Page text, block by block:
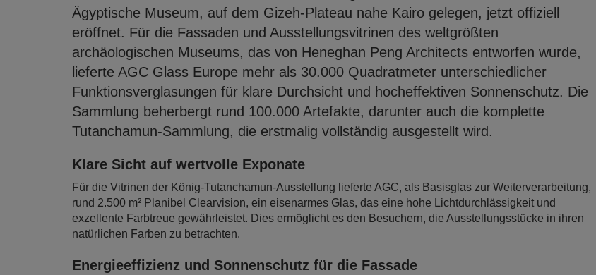
Ägyptische Museum, auf dem Gizeh-Plateau nahe Kairo gelegen, jetzt offiziell
eröffnet. Für die Fassaden und Ausstellungsvitrinen des weltgrößten
archäologischen Museums, das von Heneghan Peng Architects entworfen wurde,
lieferte AGC Glass Europe mehr als 30.000 Quadratmeter unterschiedlicher
Funktionsverglasungen für klare Durchsicht und hocheffektiven Sonnenschutz. Die
Sammlung beherbergt rund 100.000 Artefakte, darunter auch die komplette
Tutanchamun-Sammlung, die erstmalig vollständig ausgestellt wird.
Klare Sicht auf wertvolle Exponate
Für die Vitrinen der König-Tutanchamun-Ausstellung lieferte AGC, als Basisglas zur Weiterverarbeitung,
rund 2.500 m² Planibel Clearvision, ein eisenarmes Glas, das eine hohe Lichtdurchlässigkeit und
exzellente Farbtreue gewährleistet. Dies ermöglicht es den Besuchern, die Ausstellungsstücke in ihren
natürlichen Farben zu betrachten.
Energieeffizienz und Sonnenschutz für die Fassade